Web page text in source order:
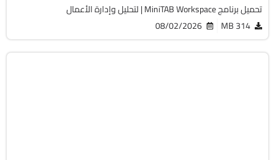
تحميل برنامج MiniTAB Workspace | لتحليل وإدارة الأعمال
314 MB
08/02/2026